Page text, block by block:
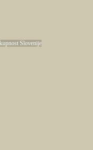
Slovenije